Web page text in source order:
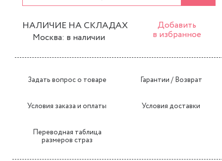
НАЛИЧИЕ НА СКЛАДАХ
Москва: в наличии
Добавить
в избранное
Задать вопрос о товаре Гарантии / Возврат
Условия заказа и оплаты Условия доставки
Переводная таблица
размеров страз